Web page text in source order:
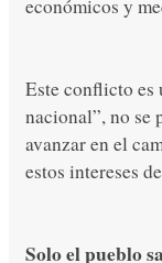
económicos y
Este conflicto es
nacional”, no se
avanzar en el
estos intereses
Solo el pueblo